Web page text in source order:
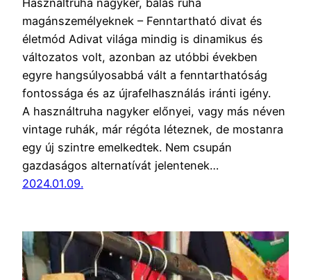
Használtruha nagyker, bálás ruha
magánszemélyeknek – Fenntartható divat és
életmód Adivat világa mindig is dinamikus és
változatos volt, azonban az utóbbi években
egyre hangsúlyosabbá vált a fenntarthatóság
fontossága és az újrafelhasználás iránti igény.
A használtruha nagyker előnyei, vagy más néven
vintage ruhák, már régóta léteznek, de mostanra
egy új szintre emelkedtek. Nem csupán
gazdaságos alternatívát jelentenek…
2024.01.09.